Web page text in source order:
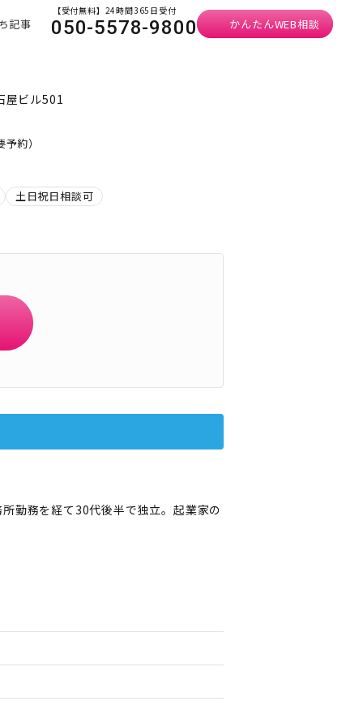
記事
【受付無料】24時間365日受付
050-5578-9800 かんたんWEB相談
屋ビル501
約）
土日祝日相談可
勤務を経て30代後半で独立。起業家の